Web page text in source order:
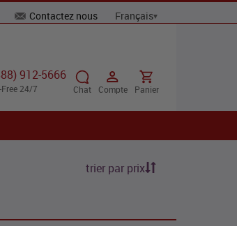
Contactez nous
912-5666
24/7 Chat Compte Panier
trier par prix